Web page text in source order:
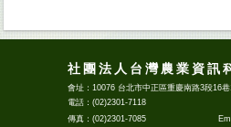
社團法人台灣農業資訊
會址：10076 台北市中正區重慶南路3段16
電話：(02)2301-7118
傳真：(02)2301-7085